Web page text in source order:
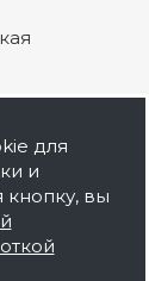
ключ.
для
и
кнопку, вы